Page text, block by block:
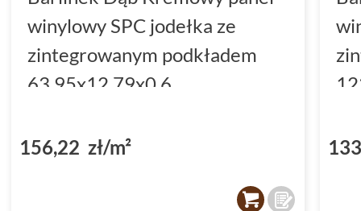
winylowy SPC jodełka ze
zintegrowanym podkładem
63.95x12.79x0.6
156,22 zł/m²